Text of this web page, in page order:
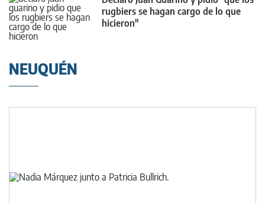
rugbiers se hagan cargo de lo que
hicieron"
NEUQUÉN